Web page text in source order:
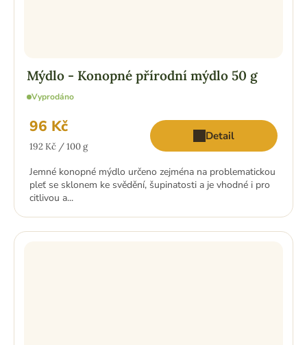
Mýdlo - Konopné přírodní mýdlo 50 g
Vyprodáno
96 Kč
Měrná
192 Kč / 100 g
Detail
Jemné konopné mýdlo určeno zejména na problematickou
pleť se sklonem ke svědění, šupinatosti a je vhodné i pro
citlivou a...